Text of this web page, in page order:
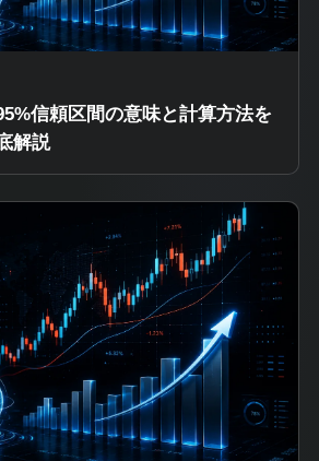
信頼区間の意味と計算方法を
解説